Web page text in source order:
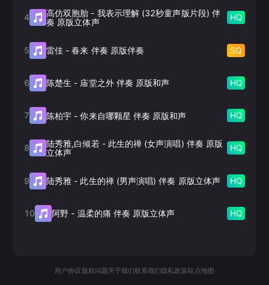
4 高仿双胞胎 - 我表示理解 (32秒童声版片段) 伴
奏 原版立体声
HQ
5 雷佳 -春来 伴奏 原版伴奏 SQ
6 陈楚生 - 庙堂之外 伴奏 原版和声 HQ
7 陈柏宇 -你来自哪颗星 伴奏 原版和声 HQ
8 陆秀雅,白倾若- 此生的禅 (女声演唱) 伴奏 原版
立体声
HQ
9 陆秀雅 - 此生的禅 (男声演唱) 伴奏 原版立体声 HQ
10 阿野 - 温柔的痛 伴奏 原版立体声 HQ
用户协议 版权问题关于我们联系我们 隐私政策站点地图